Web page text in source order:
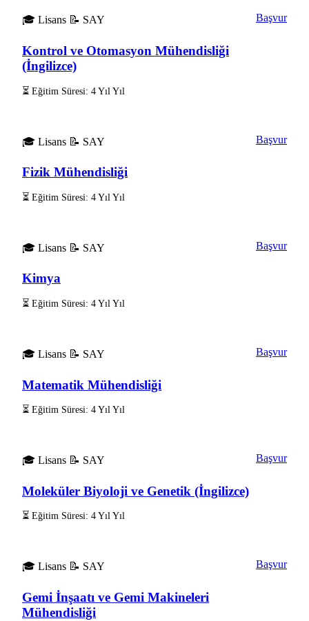
🎓 Lisans 📝 SAY
Kontrol ve Otomasyon Mühendisliği
(İngilizce)
⏳ Eğitim Süresi: 4 Yıl Yıl
Başvur
🎓 Lisans 📝 SAY
Fizik Mühendisliği
⏳ Eğitim Süresi: 4 Yıl Yıl
Başvur
🎓 Lisans 📝 SAY
Kimya
⏳ Eğitim Süresi: 4 Yıl Yıl
Başvur
🎓 Lisans 📝 SAY
Matematik Mühendisliği
⏳ Eğitim Süresi: 4 Yıl Yıl
Başvur
🎓 Lisans 📝 SAY
Moleküler Biyoloji ve Genetik (İngilizce)
⏳ Eğitim Süresi: 4 Yıl Yıl
Başvur
🎓 Lisans 📝 SAY
Gemi İnşaatı ve Gemi Makineleri
Mühendisliği
Başvur